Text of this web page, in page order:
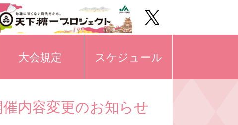
大会規定 スケジュール
内容変更のお知らせ